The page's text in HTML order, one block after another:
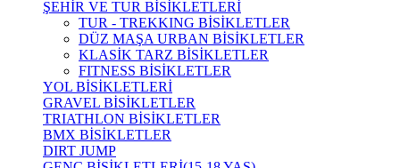
ŞEHİR VE TUR BİSİKLETLERİ
TUR - TREKKING BİSİKLETLER
DÜZ MAŞA URBAN BİSİKLETLER
KLASİK TARZ BİSİKLETLER
FITNESS BİSİKLETLER
YOL BİSİKLETLERİ
GRAVEL BİSİKLETLER
TRIATHLON BİSİKLETLER
BMX BİSİKLETLER
DIRT JUMP